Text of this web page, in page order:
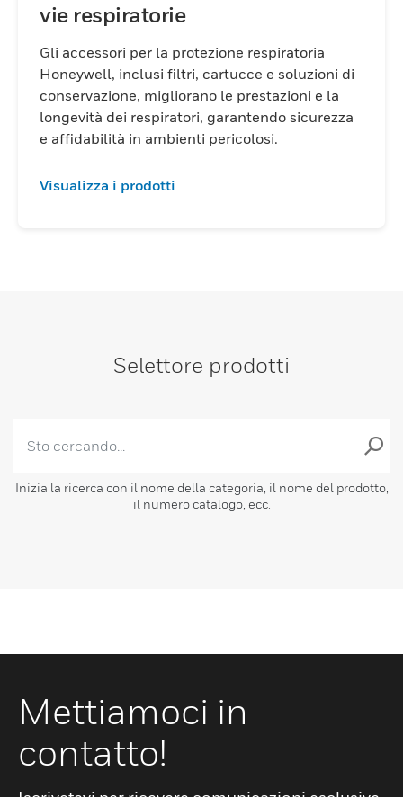
vie respiratorie
Gli accessori per la protezione respiratoria
Honeywell, inclusi filtri, cartucce e soluzioni di
conservazione, migliorano le prestazioni e la
longevità dei respiratori, garantendo sicurezza
e affidabilità in ambienti pericolosi.
Visualizza i prodotti
Selettore prodotti
Inizia la ricerca con il nome della categoria, il nome del prodotto,
il numero catalogo, ecc.
Mettiamoci in
contatto!